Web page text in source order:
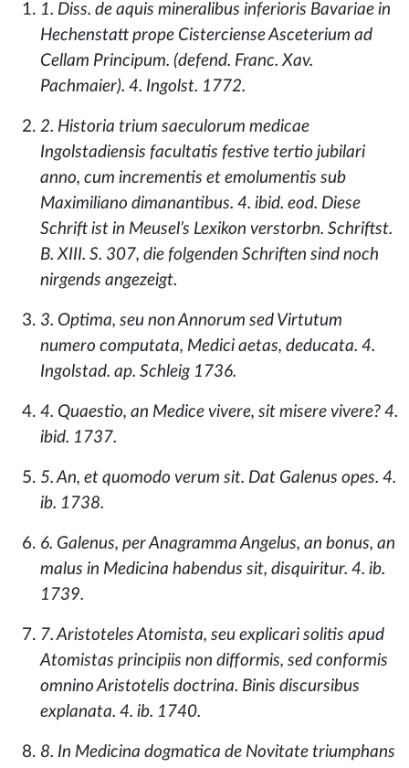
1. Diss. de aquis mineralibus inferioris Bavariae in
Hechenstatt prope Cisterciense Asceterium ad
Cellam Principum. (defend. Franc. Xav.
Pachmaier). 4. Ingolst. 1772.
2. Historia trium saeculorum medicae
Ingolstadiensis facultatis festive tertio jubilari
anno, cum incrementis et emolumentis sub
Maximiliano dimanantibus. 4. ibid. eod. Diese
Schrift ist in Meusel’s Lexikon verstorbn. Schriftst.
B. XIII. S. 307, die folgenden Schriften sind noch
nirgends angezeigt.
3. Optima, seu non Annorum sed Virtutum
numero computata, Medici aetas, deducata. 4.
Ingolstad. ap. Schleig 1736.
4. Quaestio, an Medice vivere, sit misere vivere? 4.
ibid. 1737.
5. An, et quomodo verum sit. Dat Galenus opes. 4.
ib. 1738.
6. Galenus, per Anagramma Angelus, an bonus, an
malus in Medicina habendus sit, disquiritur. 4. ib.
1739.
7. Aristoteles Atomista, seu explicari solitis apud
Atomistas principiis non difformis, sed conformis
omnino Aristotelis doctrina. Binis discursibus
explanata. 4. ib. 1740.
8. In Medicina dogmatica de Novitate triumphans